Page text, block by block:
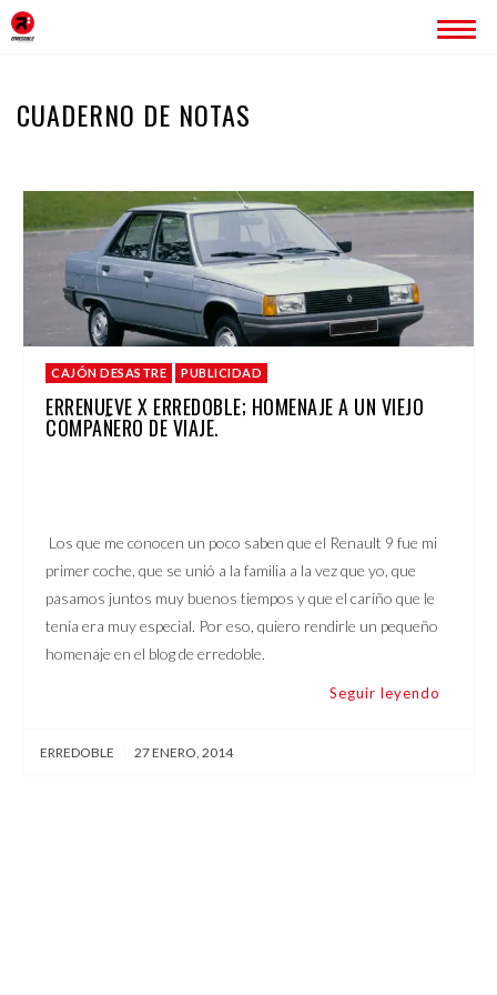
SERVICIOS
IMAGEN CORPORATIVA
PÁGINAS WEB
ROTULACIÓN
PUBLICIDAD
PROYECTOS
CUADERNO DE NOTAS
CAJÓN DESASTRE PUBLICIDAD
ERRENUEVE X ERREDOBLE; HOMENAJE A UN VIEJO
COMPAÑERO DE VIAJE.
Los que me conocen un poco saben que el Renault 9 fue mi
primer coche, que se unió a la familia a la vez que yo, que
pasamos juntos muy buenos tiempos y que el cariño que le
tenía era muy especial. Por eso, quiero rendirle un pequeño
homenaje en el blog de erredoble.
Seguir leyendo
ERREDOBLE 27 ENERO, 2014